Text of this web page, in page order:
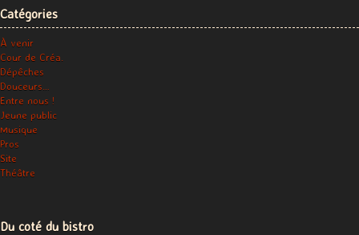
Catégories
À venir
Cour de Créa.
Dépêches
Douceurs…
Entre nous !
Jeune public
Musique
Pros
Site
Théâtre
Du coté du bistro